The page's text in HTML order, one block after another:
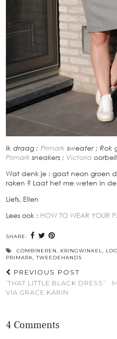
Ik draag :Primark sweater ;
Primark sneakers ; Victoria
Wat denk je : gaat neon groen
raken ? Laat het me weten in
Liefs, Ellen
Lees ook : HOW TO WEAR YOUR
SHARE:
COMBINEREN, KRINGWINKEL,
PRIMARK,TWEEDEHANDS
PREVIOUS POST
‘THAT LITTLE BLACK DRESS’
VIA GRACE KARIN
4 Comments